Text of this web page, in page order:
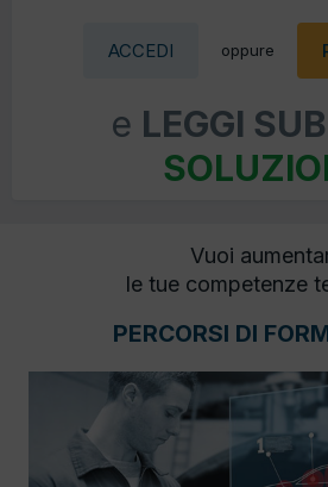
ACCEDI oppure
e LEGGI
Vuoi
le tue competenze
PERCORSI DI